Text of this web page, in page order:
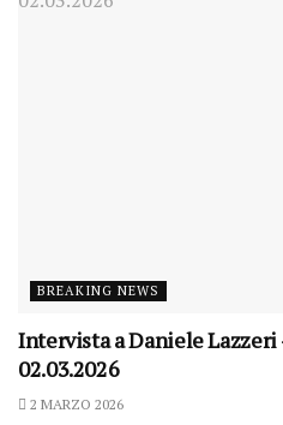
BREAKING NEWS
Intervista a Daniele Lazzeri
02.03.2026
2 MARZO 2026